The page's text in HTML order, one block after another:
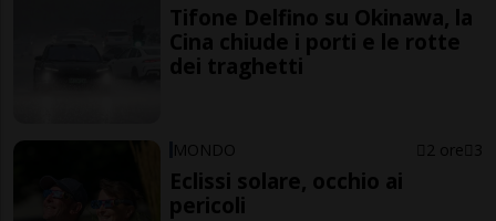
Tifone Delfino su Okinawa, la
Cina chiude i porti e le rotte
dei traghetti
MONDO 2 ore 3
Eclissi solare, occhio ai
pericoli